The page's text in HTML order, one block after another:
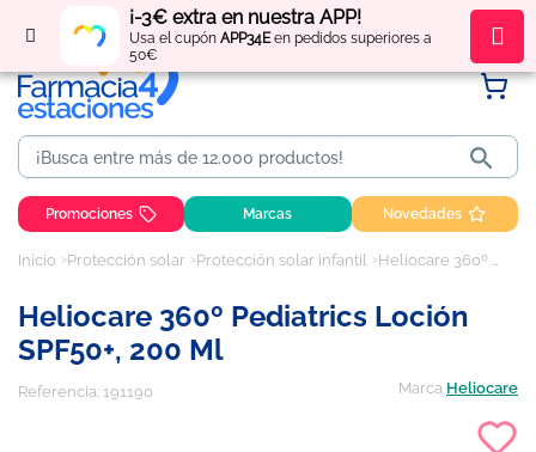
¡-3€ extra en nuestra APP!
Usa el cupón APP34Een pedidos superiores a
50€
Regístratey obténpuntos por tus compras

Promociones Marcas Novedades
Inicio Protección solar Protección solar infantil Heliocare 360º Pediatrics Loción SPF50+, 200 ml
Heliocare 360º Pediatrics Loción
SPF50+, 200 Ml
Referencia: 191190 Marca Heliocare